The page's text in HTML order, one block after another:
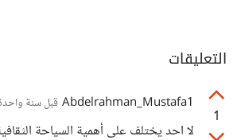
التعليقات
1
Abdelrahman_Mustafa1 قبل سنة
لا احد يختلف على أهمية السياحة